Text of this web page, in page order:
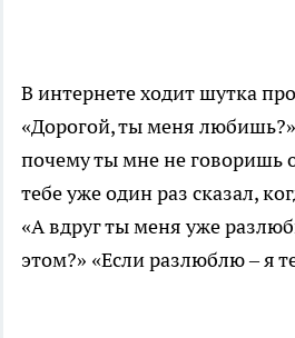
В интернете ходит шутка
«Дорогой, ты меня
почему ты мне не говоришь
тебе уже один раз сказал,
«А вдруг ты меня уже
этом?» «Если разлюблю – я